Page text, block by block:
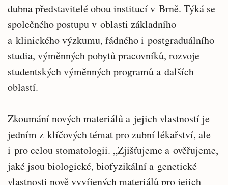
dubna představitelé obou institucí v Brně. Týká se
společného postupu v oblasti základního
a klinického výzkumu, řádného i postgraduálního
studia, výměnných pobytů pracovníků, rozvoje
studentských výměnných programů a dalších
oblastí.
Zkoumání nových materiálů a jejich vlastností je
jedním z klíčových témat pro zubní lékařství, ale
i pro celou stomatologii. „Zjišťujeme a ověřujeme,
jaké jsou biologické, biofyzikální a genetické
vlastnosti nově vyvíjených materiálů pro jejich